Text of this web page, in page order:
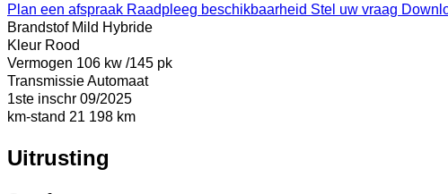
Plan een afspraak Raadpleeg beschikbaarheid Stel uw vraag
Brandstof Mild Hybride
Kleur Rood
Vermogen 106 kw /145 pk
TransmissieAutomaat
1ste inschr 09/2025
km-stand 21 198 km
Uitrusting